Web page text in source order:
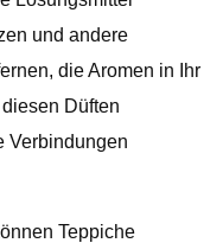
und andere
die Aromen in Ihr
Düften
Verbindungen
Teppiche